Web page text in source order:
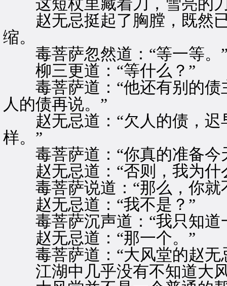
这短杖里藏着刀，雪亮的
赵无忌挺起了胸膛，既然已
缩。
毒菩萨忽然道：“等一等。
柳三更道：“等什么？”
毒菩萨道：“他还有别的债
人的债再说。”
赵无忌道：“欠人的债，迟
样。”
毒菩萨道：“你真的准备今
赵无忌道：“否则，我为什
毒菩萨说道：“那么，你就
赵无忌道：“我不是？”
毒菩萨沉声道：“我只知道
赵无忌道：“那一个。”
毒菩萨道：“大风堂的赵无
江湖中几乎没有不知道大